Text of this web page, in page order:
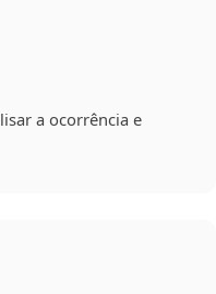
a ocorrência e